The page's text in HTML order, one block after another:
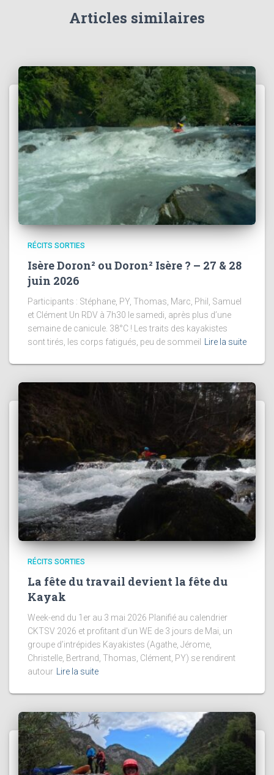
Articles similaires
RÉCITS SORTIES
Isère Doron² ou Doron² Isère ? – 27 & 28
juin 2026
Participants : Stéphane, PY, Thomas, Marc, Phil, Samuel
et Clément Un RDV à 7h30 le samedi, après plus d’une
semaine de canicule. 38°C ! Les traits des kayakistes
sont tirés, les corps fatigués, peu de sommeil
Lire la suite
RÉCITS SORTIES
La fête du travail devient la fête du
Kayak
Week-end du 1er au 3 mai 2026 Planifié au calendrier
CKTSV 2026 et profitant d’un WE de 3 jours de Mai, un
groupe d’intrépides Kayakistes (Agathe, Jérome,
Christelle, Bertrand, Thomas, Clément, PY) se rendirent
autour Lire la suite